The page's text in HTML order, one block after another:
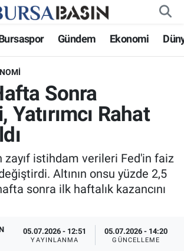
Gündem Ekonomi
Sonra
Yatırımcı Rahat
zayıf istihdam verileri Fed'in faiz
Altının onsu yüzde 2,5
sonra ilk haftalık kazancını
05.07.2026 - 12:51
YAYINLANMA
05.07.2026 - 14:20
GÜNCELLEME
Eczaneler
Durumu
Vakitleri
Yoğunluk Haritası
Durumu ve Fikstür
Haberleri